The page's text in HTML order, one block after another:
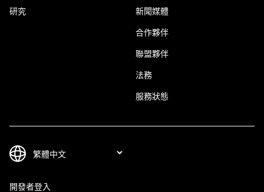
研究 新聞媒體
合作夥伴
聯盟夥伴
法務
服務狀態
開發者登入